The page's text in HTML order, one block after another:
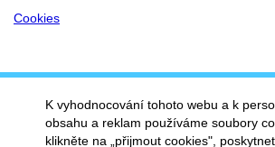
Cookies
K vyhodnocování tohoto webu a k
obsahu a reklam používáme soubory
klikněte na „přijmout cookies",